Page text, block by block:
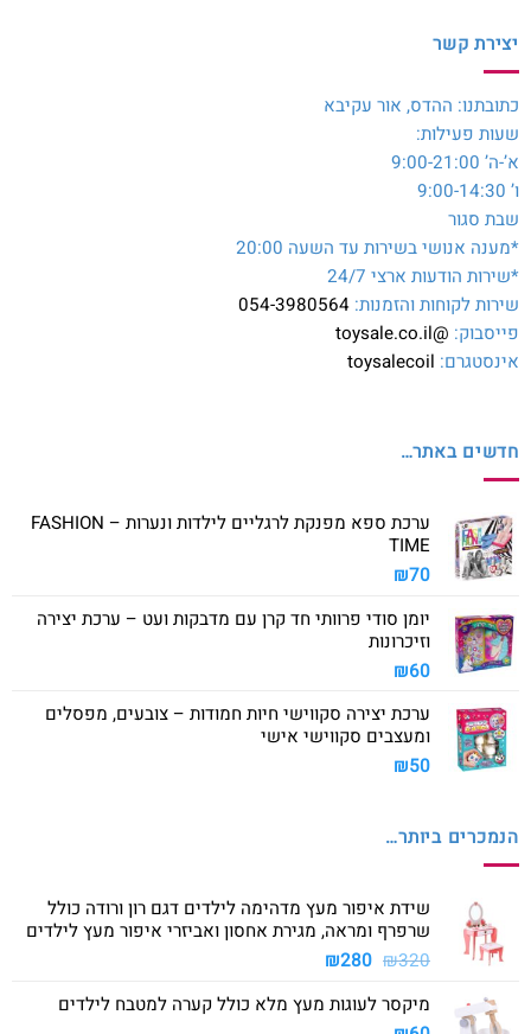
יצירת קשר
כתובתנו: ההדס, אור עקיבא
שעות פעילות:
א’-ה’ 9:00-21:00
ו’ 9:00-14:30
שבת סגור
*מענה אנושי בשירות עד השעה 20:00
*שירות הודעות ארצי 24/7
שירות לקוחות והזמנות: 054-3980564
פייסבוק: @toysale.co.il
אינסטגרם: toysalecoil
חדשים באתר…
ערכת ספא מפנקת לרגליים לילדות ונערות – FASHION
TIME
₪70
יומן סודי פרוותי חד קרן עם מדבקות ועט – ערכת יצירה
וזיכרונות
₪60
ערכת יצירה סקווישי חיות חמודות – צובעים, מפסלים
ומעצבים סקווישי אישי
₪50
הנמכרים ביותר…
שידת איפור מעץ מדהימה לילדים דגם רון ורודה כולל
שרפרף ומראה, מגירת אחסון ואביזרי איפור מעץ לילדים
₪320
המחיר
היה:
₪280 המחיר
הוא:
מיקסר לעוגות מעץ מלא כולל קערה למטבח לילדים